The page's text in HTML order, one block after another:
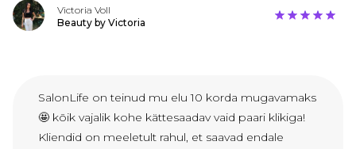
Victoria Voll
Beauty by Victoria
SalonLife on teinud mu elu 10 korda mugavamaks
🤩 kõik vajalik kohe kättesaadav vaid paari klikiga!
Kliendid on meeletult rahul, et saavad endale